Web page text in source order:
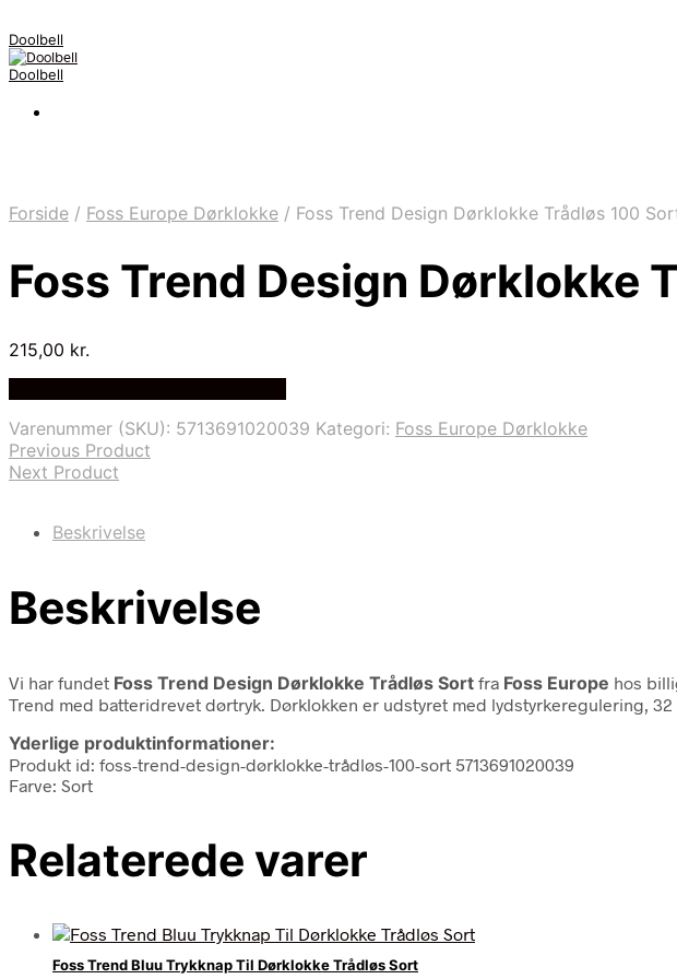
Doolbell
Doolbell
Forside / Foss Europe Dørklokke / Foss Trend Design Dørklokke Trådløs 100
Foss Trend Design Dørklokke
215,00 kr.
Varenummer (SKU): 5713691020039 Kategori: Foss Europe Dørklokke
Previous Product
Next Product
Beskrivelse
Beskrivelse
Vi har fundet Foss Trend Design Dørklokke Trådløs Sort fra Foss Europe hos
Trend med batteridrevet dørtryk. Dørklokken er udstyret med lydstyrkeregulering,
Yderlige produktinformationer:
Produkt id: foss-trend-design-dørklokke-trådløs-100-sort 5713691020039
Farve: Sort
Relaterede varer
Foss Trend Bluu Trykknap Til Dørklokke Trådløs Sort